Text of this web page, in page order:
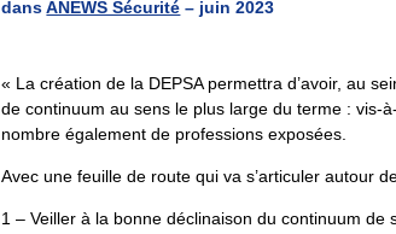
dansANEWS Sécurité – juin 2023
« La création de la DEPSA permettra d’avoir, au
de continuum au sens le plus large du terme : vis-
nombre également de professions exposées.
Avec une feuille de route qui va s’articuler autour
1 – Veiller à la bonne déclinaison du continuum